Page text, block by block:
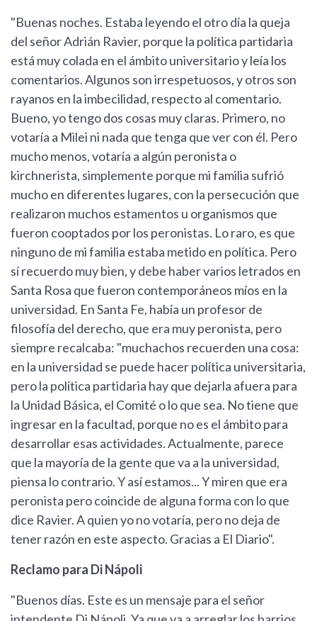
"Buenas noches. Estaba leyendo el otro día la queja
del señor Adrián Ravier, porque la política partidaria
está muy colada en el ámbito universitario y leía los
comentarios. Algunos son irrespetuosos, y otros son
rayanos en la imbecilidad, respecto al comentario.
Bueno, yo tengo dos cosas muy claras. Primero, no
votaría a Milei ni nada que tenga que ver con él. Pero
mucho menos, votaría a algún peronista o
kirchnerista, simplemente porque mi familia sufrió
mucho en diferentes lugares, con la persecución que
realizaron muchos estamentos u organismos que
fueron cooptados por los peronistas. Lo raro, es que
ninguno de mi familia estaba metido en política. Pero
sí recuerdo muy bien, y debe haber varios letrados en
Santa Rosa que fueron contemporáneos míos en la
universidad. En Santa Fe, había un profesor de
filosofía del derecho, que era muy peronista, pero
siempre recalcaba: "muchachos recuerden una cosa:
en la universidad se puede hacer política universitaria,
pero la política partidaria hay que dejarla afuera para
la Unidad Básica, el Comité o lo que sea. No tiene que
ingresar en la facultad, porque no es el ámbito para
desarrollar esas actividades. Actualmente, parece
que la mayoría de la gente que va a la universidad,
piensa lo contrario. Y así estamos... Y miren que era
peronista pero coincide de alguna forma con lo que
dice Ravier. A quien yo no votaría, pero no deja de
tener razón en este aspecto. Gracias a El Diario".
Reclamo para Di Nápoli
"Buenos días. Este es un mensaje para el señor